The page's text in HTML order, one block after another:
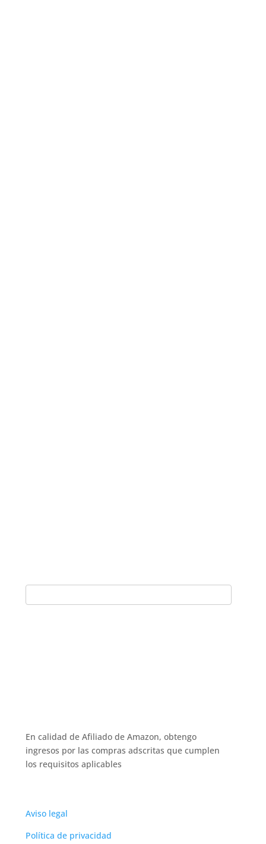
En calidad de Afiliado de Amazon, obtengo
ingresos por las compras adscritas que cumplen
los requisitos aplicables
Aviso legal
Política de privacidad